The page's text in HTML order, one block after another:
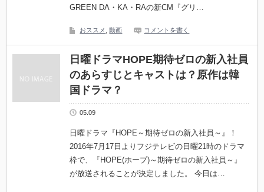
GREEN DA・KA・RAの新CM『グリ…
おススメ ,動画 コメントを書く
日曜ドラマHOPE期待ゼロの新入社員
のあらすじとキャストは？原作は韓
国ドラマ？
05.09
日曜ドラマ『HOPE～期待ゼロの新入社員～』！
2016年7月17日よりフジテレビの日曜21時のドラマ
枠で、『HOPE(ホープ)～期待ゼロの新入社員～』
が放送されることが決定しました。 今日は…